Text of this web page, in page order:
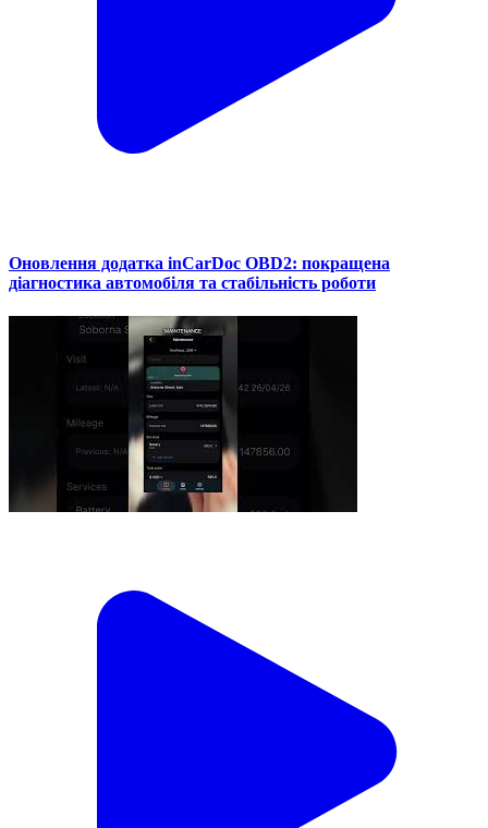
Оновлення додатка inCarDoc OBD2: покращена
діагностика автомобіля та стабільність роботи